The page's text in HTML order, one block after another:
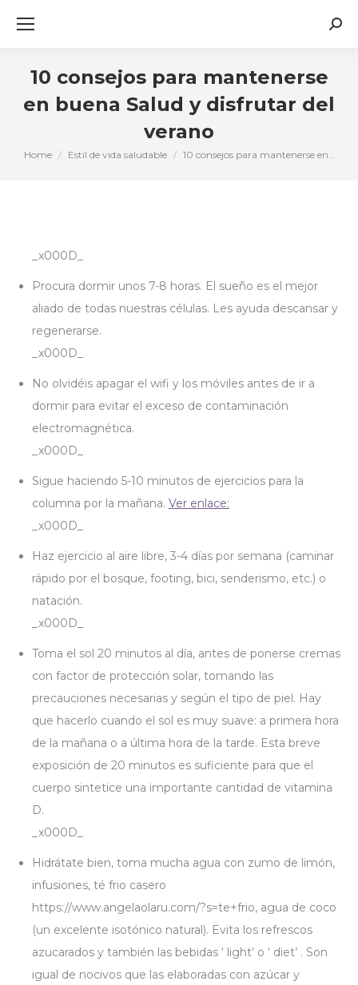
10 consejos para mantenerse
en buena Salud y disfrutar del
verano
You are here:
Home Estil de vida saludable 10 consejos para mantenerse en…
_x000D_
Procura dormir unos 7-8 horas. El sueño es el mejor
aliado de todas nuestras células. Les ayuda descansar y
regenerarse.
_x000D_
No olvidéis apagar el wifi y los móviles antes de ir a
dormir para evitar el exceso de contaminación
electromagnética.
_x000D_
Sigue haciendo 5-10 minutos de ejercicios para la
columna por la mañana. Ver enlace:
_x000D_
Haz ejercicio al aire libre, 3-4 días por semana (caminar
rápido por el bosque, footing, bici, senderismo, etc.) o
natación.
_x000D_
Toma el sol 20 minutos al día, antes de ponerse cremas
con factor de protección solar, tomando las
precauciones necesarias y según el tipo de piel. Hay
que hacerlo cuando el sol es muy suave: a primera hora
de la mañana o a última hora de la tarde. Esta breve
exposición de 20 minutos es suficiente para que el
cuerpo sintetice una importante cantidad de vitamina
D.
_x000D_
Hidrátate bien, toma mucha agua con zumo de limón,
infusiones, té frio casero
https://www.angelaolaru.com/?s=te+frio, agua de coco
(un excelente isotónico natural). Evita los refrescos
azucarados y también las bebidas ‘ light’ o ‘ diet’ . Son
igual de nocivos que las elaboradas con azúcar y